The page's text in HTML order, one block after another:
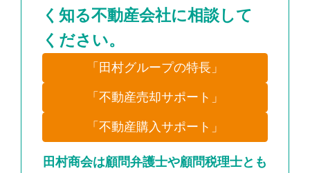
く知る不動産会社に相談して
ください。
「田村グループの特長」
「不動産売却サポート」
「不動産購入サポート」
田村商会は顧問弁護士や顧問税理士とも